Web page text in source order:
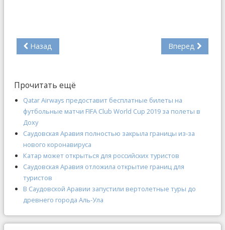
Назад Вперед
Прочитать ещё
Qatar Airways предоставит бесплатные билеты на
футбольные матчи FIFA Club World Cup 2019 за полеты в
Доху
Саудовская Аравия полностью закрыла границы из-за
нового коронавируса
Катар может открыться для российских туристов
Саудовская Аравия отложила открытие границ для
туристов
В Саудовской Аравии запустили вертолетные туры до
древнего города Аль-Ула